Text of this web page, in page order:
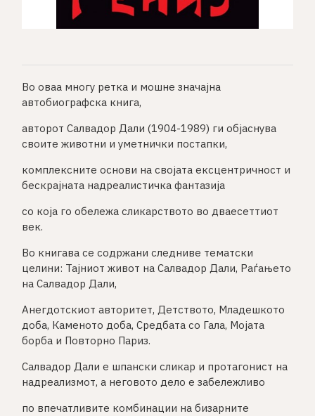
Во оваа многу ретка и мошне значајна
автобиографска книга,
авторот Салвадор Дали (1904-1989) ги објаснува
своите животни и уметнички постапки,
комплексните основи на својата ексцентричност и
бескрајната надреалистичка фантазија
со која го обележа сликарството во дваесеттиот
век.
Во книгава се содржани следниве тематски
целини: Тајниот живот на Салвадор Дали, Раѓањето
на Салвадор Дали,
Анегдотскиот авторитет, Детството, Младешкото
доба, Каменото доба, Средбата со Гала, Мојата
борба и Повторно Париз.
Салвадор Дали е шпански сликар и протагонист на
надреализмот, а неговото дело е забележливо
по впечатливите комбинации на бизарните